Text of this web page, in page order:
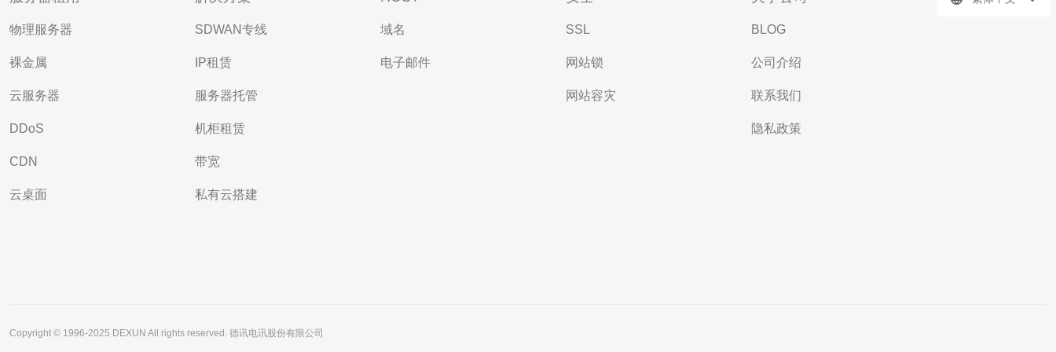
物理服务器
裸金属
云服务器
DDoS
CDN
云桌面
SDWAN专线
IP租赁
服务器托管
机柜租赁
带宽
私有云搭建
域名
电子邮件
SSL
网站锁
网站容灾
BLOG
公司介绍
联系我们
隐私政策
Copyright © 1996-2025 DEXUN All rights reserved. 德讯电讯股份有限公司